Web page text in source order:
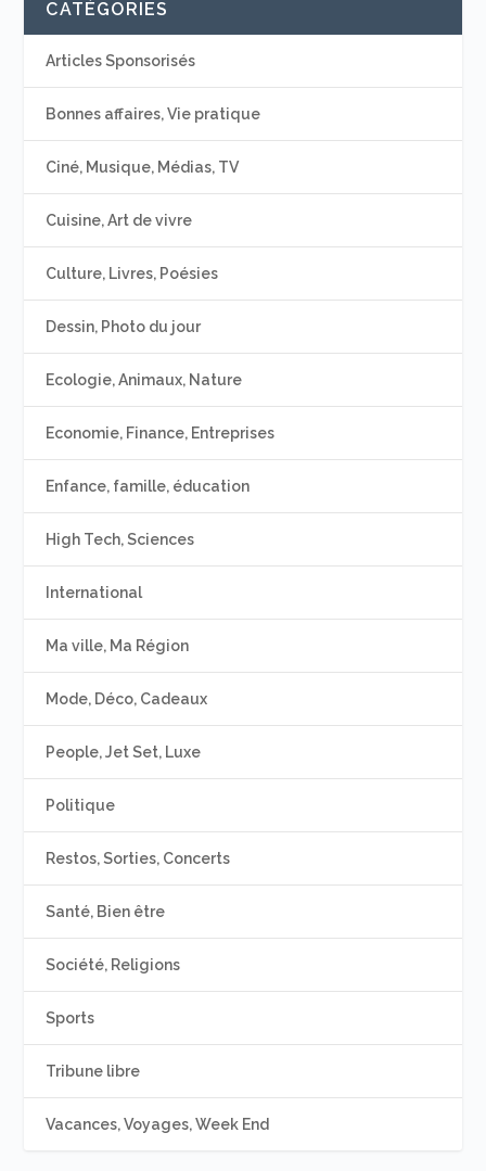
CATÉGORIES
Articles Sponsorisés
Bonnes affaires, Vie pratique
Ciné, Musique, Médias, TV
Cuisine, Art de vivre
Culture, Livres, Poésies
Dessin, Photo du jour
Ecologie, Animaux, Nature
Economie, Finance, Entreprises
Enfance, famille, éducation
High Tech, Sciences
International
Ma ville, Ma Région
Mode, Déco, Cadeaux
People, Jet Set, Luxe
Politique
Restos, Sorties, Concerts
Santé, Bien être
Société, Religions
Sports
Tribune libre
Vacances, Voyages, Week End